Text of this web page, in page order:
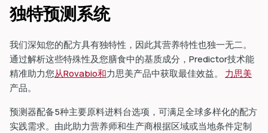
独特预测系统
我们深知您的配方具有独特性，因此其营养特性也独一无二。
通过解析这些特殊性及您膳食中的基质成分，Predictor技术能
精准助力您从Rovabio和力思美产品中获取最佳效益。 力思美
产品。
预测器配备5种主要原料进料台选项，可满足全球多样化的配方
实践需求。由此助力营养师和生产商根据区域或当地条件定制